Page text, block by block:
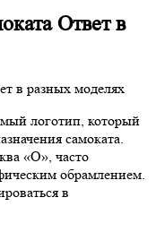
Ответ в
логотип, который
самоката.
«О», часто
обрамлением.
в